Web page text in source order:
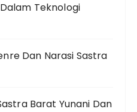
Teknologi
Dan Narasi Sastra
Barat Yunani Dan